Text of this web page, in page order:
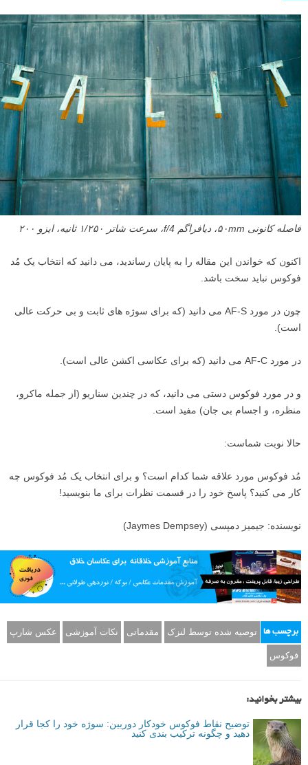
فاصله کانونی ۵۰mm، دیافراگم f/4، سرعت شاتر ۱/۲۵۰ ثانیه، ایزو ۲۰۰
اکنون که خواندن این مقاله را به پایان رساندید، می دانید که انتخاب یک مُد
فوکوس نباید سخت باشد.
چون در مورد AF-S می دانید (که برای سوژه های ثابت و بی حرکت عالی
است).
در مورد AF-C می دانید (که برای عکاسی اکشن عالی است).
و در مورد فوکوس دستی می دانید، که در چندین سناریو (از جمله ماکرو،
منظره، و اجسام بی جان) مفید است.
حالا نوبت شماست:
مُد فوکوس مورد علاقه شما کدام است؟ و برای انتخاب یک مُد فوکوس چه
کار می کنید؟ پاسخ خود را در قسمت نظرات برای ما بنویسید!
نویسنده: جیمیز دمپسی (Jaymes Dempsey)
برچسب ها توصیه شده توسط لنزک مقدماتی نکات آموزشی عکس شارپ
فوکوس
بیشتر بخوانید:
توضیح نقاط فوکوس خودکار دوربین: سوژه خود را کجا قرار
دهید و چگونه ترکیب بندی کنید